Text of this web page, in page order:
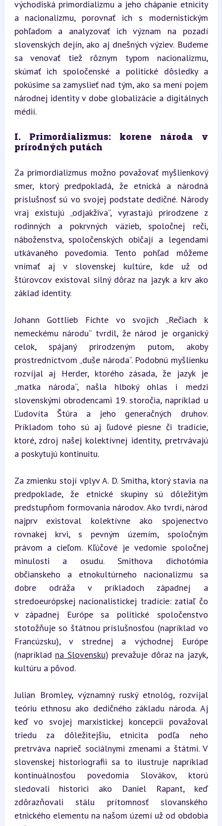
východiská primordializmu a jeho chápanie etnicity
a nacionalizmu, porovnať ich s modernistickým
pohľadom a analyzovať ich význam na pozadí
slovenských dejín, ako aj dnešných výziev. Budeme
sa venovať tiež rôznym typom nacionalizmu,
skúmať ich spoločenské a politické dôsledky a
pokúsime sa zamyslieť nad tým, ako sa mení pojem
národnej identity v dobe globalizácie a digitálnych
médií.
I. Primordializmus: korene národa v
prírodných putách
Za primordializmus možno považovať myšlienkový
smer, ktorý predpokladá, že etnická a národná
príslušnosť sú vo svojej podstate dedičné. Národy
vraj existujú „odjakživa“, vyrastajú prirodzene z
rodinných a pokrvných väzieb, spoločnej reči,
náboženstva, spoločenských običají a legendami
utkávaného povedomia. Tento pohľad môžeme
vnímať aj v slovenskej kultúre, kde už od
štúrovcov existoval silný dôraz na jazyk a krv ako
základ identity.
Johann Gottlieb Fichte vo svojich „Rečiach k
nemeckému národu“ tvrdil, že národ je organický
celok, spájaný prirodzeným putom, akoby
prostredníctvom „duše národa“. Podobnú myšlienku
rozvíjal aj Herder, ktorého zásada, že jazyk je
„matka národa“, našla hlboký ohlas i medzi
slovenskými obrodencami 19. storočia, napríklad u
Ľudovíta Štúra a jeho generačných druhov.
Príkladom toho sú aj ľudové piesne či tradície,
ktoré, zdroj našej kolektívnej identity, pretrvávajú
a poskytujú kontinuitu.
Za zmienku stojí vplyv A. D. Smitha, ktorý stavia na
predpoklade, že etnické skupiny sú dôležitým
predstupňom formovania národov. Ako tvrdí, národ
najprv existoval kolektívne ako spojenectvo
rovnakej krvi, s pevným územím, spoločným
právom a cieľom. Kľúčové je vedomie spoločnej
minulosti a osudu. Smithova dichotómia
občianskeho a etnokultúrneho nacionalizmu sa
dobre odráža v príkladoch západnej a
stredoeurópskej nacionalistickej tradície: zatiaľ čo
v západnej Európe sa politické spoločenstvo
stotožňuje so štátnou príslušnosťou (napríklad vo
Francúzsku), v strednej a východnej Európe
(napríklad na Slovensku) prevažuje dôraz na jazyk,
kultúru a pôvod.
Julian Bromley, významný ruský etnológ, rozvíjal
teóriu ethnosu ako dedičného základu národa. Aj
keď vo svojej marxistickej koncepcii považoval
triedu za dôležitejšiu, etnicita podľa neho
pretrváva naprieč sociálnymi zmenami a štátmi. V
slovenskej historiografii sa to ilustruje napríklad
kontinuálnosťou povedomia Slovákov, ktorú
sledovali historici ako Daniel Rapant, keď
zdôrazňovali stálu prítomnosť slovanského
etnického elementu na našom území už od obdobia